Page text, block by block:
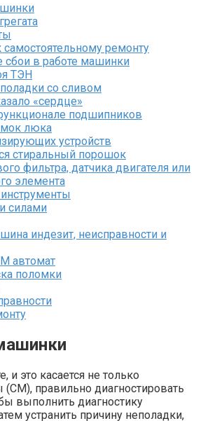
самостоятельному ремонту
сбои в работе машинки
ТЭН
со сливом
«сердце»
подшипников
люка
устройств
стиральный порошок
фильтра, датчика двигателя или
элемента
силами
индезит, неисправности и
автомат
поломки
и это касается не только
правильно диагностировать
выполнить диагностику
устранить причину неполадки,